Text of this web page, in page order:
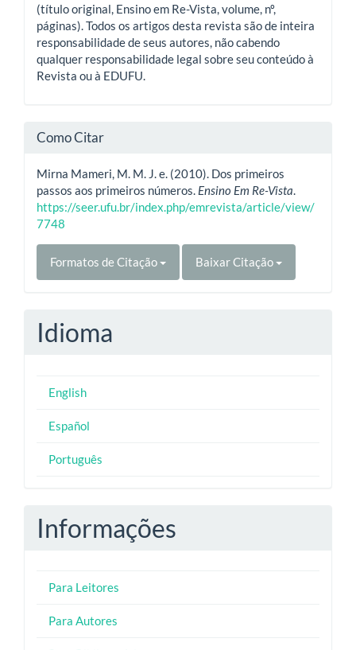
(título original, Ensino em Re-Vista, volume, nº,
páginas). Todos os artigos desta revista são de inteira
responsabilidade de seus autores, não cabendo
qualquer responsabilidade legal sobre seu conteúdo à
Revista ou à EDUFU.
Como Citar
Mirna Mameri, M. M. J. e. (2010). Dos primeiros
passos aos primeiros números. Ensino Em Re-Vista.
https://seer.ufu.br/index.php/emrevista/article/view/
7748
Formatos de Citação Baixar Citação
Idioma
English
Español
Português
Informações
Para Leitores
Para Autores